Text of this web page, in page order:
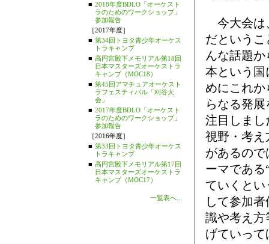
■ 2018年度BDLO「オーケスト
ラのためのワークショップ」
参加報告
［2017年度］
■ 第34回トヨタ青少年オーケス
トラキャンプ
■ 高円宮殿下メモリアル第18回
日本マスターズオーケストラ
キャンプ（MOC18）
■ 第45回アマチュアオーケスト
ラフェスティバル「刈谷大
会」
■ 2017年度BDLO「オーケスト
ラのためのワークショップ」
参加報告
［2016年度］
■ 第33回トヨタ青少年オーケス
トラキャンプ
■ 高円宮殿下メモリアル第17回
日本マスターズオーケストラ
キャンプ（MOC17）
一覧表へ...
今大会は
だという
んな話題
本という国
めにこれか
らなる発
注目しまし
視野・考え
があるの
ーマである
ていくと
して参加
識や考え方
げていっ